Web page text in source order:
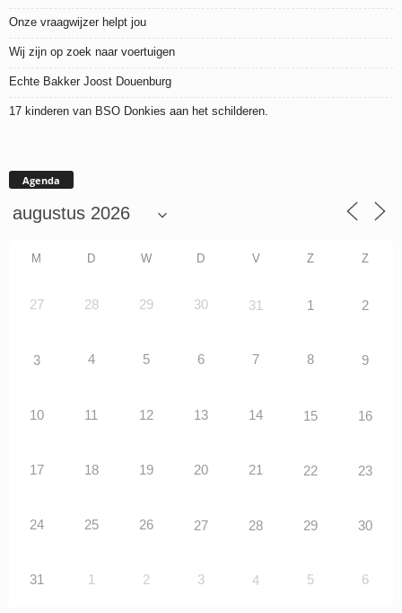
Onze vraagwijzer helpt jou
Wij zijn op zoek naar voertuigen
Echte Bakker Joost Douenburg
17 kinderen van BSO Donkies aan het schilderen.
Agenda
M D W D V Z Z
27 28 29 30 31 1 2
3 4 5 6 7 8 9
10 11 12 13 14 15 16
17 18 19 20 21 22 23
24 25 26 27 28 29 30
31 1 2 3 4 5 6